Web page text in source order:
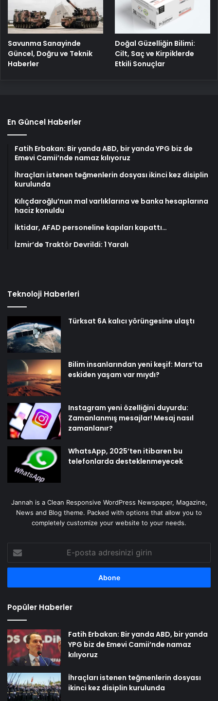
Savunma Sanayinde
Güncel, Doğru ve Teknik
Haberler
Doğal Güzelliğin Bilimi:
Cilt, Saç ve Kirpiklerde
Etkili Sonuçlar
En Güncel Haberler
Fatih Erbakan: Bir yanda ABD, bir yanda YPG biz de
Emevi Camii’nde namaz kılıyoruz
İhraçları istenen teğmenlerin dosyası ikinci kez disiplin
kurulunda
Kılıçdaroğlu’nun mal varlıklarına ve banka hesaplarına
haciz konuldu
İktidar, AFAD personeline kapıları kapattı…
İzmir’de Traktör Devrildi: 1 Yaralı
Teknoloji Haberleri
Türksat 6A kalıcı yörüngesine ulaştı
Bilim insanlarından yeni keşif: Mars’ta
eskiden yaşam var mıydı?
Instagram yeni özelliğini duyurdu:
Zamanlanmış mesajlar! Mesaj nasıl
zamanlanır?
WhatsApp, 2025’ten itibaren bu
telefonlarda desteklenmeyecek
Jannah is a Clean Responsive WordPress Newspaper, Magazine,
News and Blog theme. Packed with options that allow you to
completely customize your website to your needs.
posta
adresinizi
Popüler Haberler
Fatih Erbakan: Bir yanda ABD, bir yanda
YPG biz de Emevi Camii’nde namaz
kılıyoruz
İhraçları istenen teğmenlerin dosyası
ikinci kez disiplin kurulunda